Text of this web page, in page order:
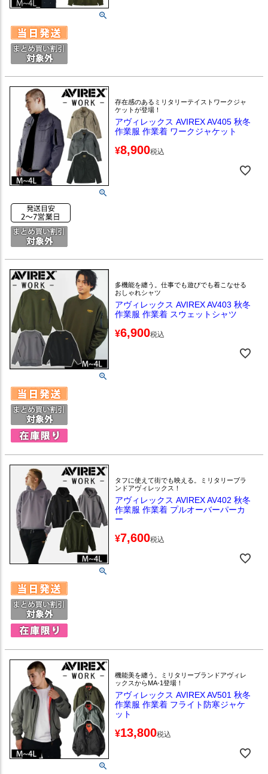
存在感のあるミリタリーテイストワークジャ
ケットが登場！
アヴィレックス AVIREX AV405 秋冬
作業服 作業着 ワークジャケット
¥8,900税込
多機能を纏う。仕事でも遊びでも着こなせる
おしゃれシャツ
アヴィレックス AVIREX AV403 秋冬
作業服 作業着 スウェットシャツ
¥6,900税込
タフに使えて街でも映える。ミリタリーブラ
ンドアヴィレックス！
アヴィレックス AVIREX AV402 秋冬
作業服 作業着 プルオーバーパーカ
ー
¥7,600税込
機能美を纏う。ミリタリーブランドアヴィレ
ックスからMA-1登場！
アヴィレックス AVIREX AV501 秋冬
作業服 作業着 フライト防寒ジャケ
ット
¥13,800税込